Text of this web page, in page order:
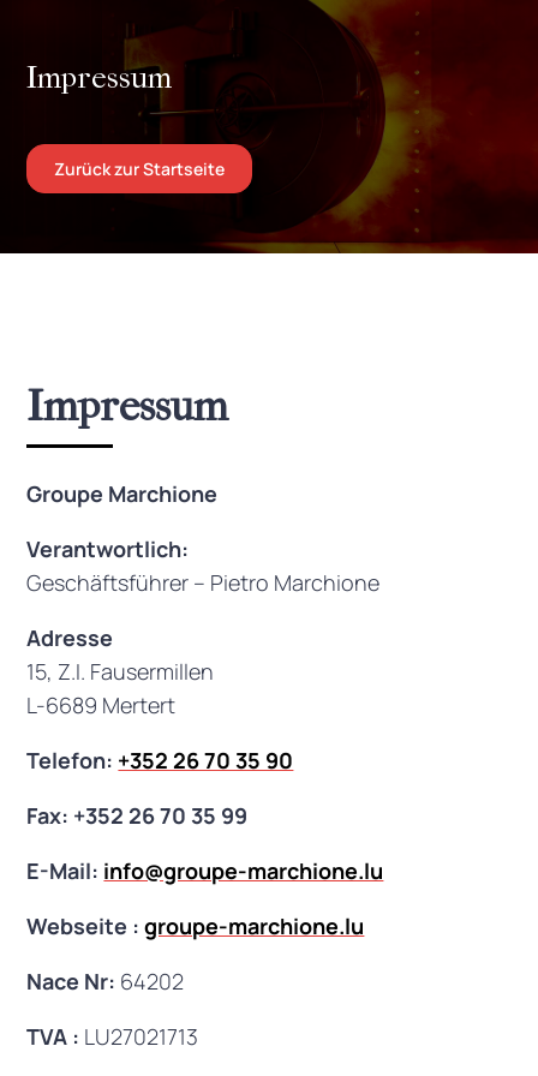
Impressum
Zurück zur Startseite
Impressum
Groupe Marchione
Verantwortlich:
Geschäftsführer – Pietro Marchione
Adresse
15, Z.I. Fausermillen
L-6689 Mertert
Telefon: +352 26 70 35 90
Fax: +352 26 70 35 99
E-Mail: info@groupe-marchione.lu
Webseite :groupe-marchione.lu
Nace Nr: 64202
TVA : LU27021713